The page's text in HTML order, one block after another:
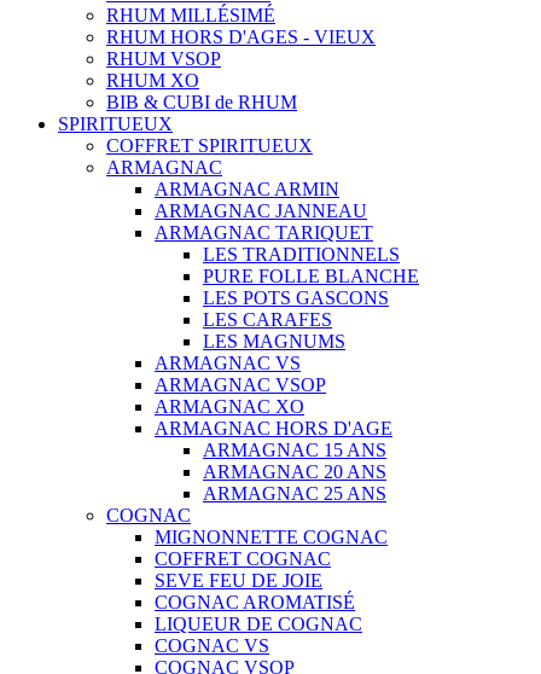
RHUM MILLÉSIMÉ
RHUM HORS D'AGES - VIEUX
RHUM VSOP
RHUM XO
BIB & CUBI de RHUM
SPIRITUEUX
COFFRET SPIRITUEUX
ARMAGNAC
ARMAGNAC ARMIN
ARMAGNAC JANNEAU
ARMAGNAC TARIQUET
LES TRADITIONNELS
PURE FOLLE BLANCHE
LES POTS GASCONS
LES CARAFES
LES MAGNUMS
ARMAGNAC VS
ARMAGNAC VSOP
ARMAGNAC XO
ARMAGNAC HORS D'AGE
ARMAGNAC 15 ANS
ARMAGNAC 20 ANS
ARMAGNAC 25 ANS
COGNAC
MIGNONNETTE COGNAC
COFFRET COGNAC
SEVE FEU DE JOIE
COGNAC AROMATISÉ
LIQUEUR DE COGNAC
COGNAC VS
COGNAC VSOP